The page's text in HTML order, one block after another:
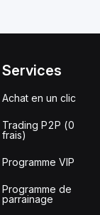
Services
Achat en un clic
Trading P2P (0
frais)
Programme VIP
Programme de
parrainage